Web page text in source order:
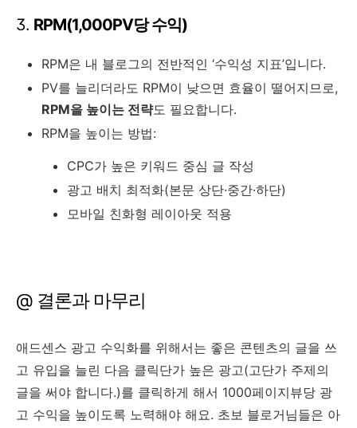
3. RPM(1,000PV당 수익)
RPM은 내 블로그의 전반적인 ‘수익성 지표’입니다.
PV를 늘리더라도 RPM이 낮으면 효율이 떨어지므로,
RPM을 높이는 전략도 필요합니다.
RPM을 높이는 방법:
CPC가 높은 키워드 중심 글 작성
광고 배치 최적화(본문 상단·중간·하단)
모바일 친화형 레이아웃 적용
@ 결론과 마무리
애드센스 광고 수익화를 위해서는 좋은 콘텐츠의 글을 쓰
고 유입을 늘린 다음 클릭단가 높은 광고(고단가 주제의
글을 써야 합니다.)를 클릭하게 해서 1000페이지뷰당 광
고 수익을 높이도록 노력해야 해요. 초보 블로거님들은 아